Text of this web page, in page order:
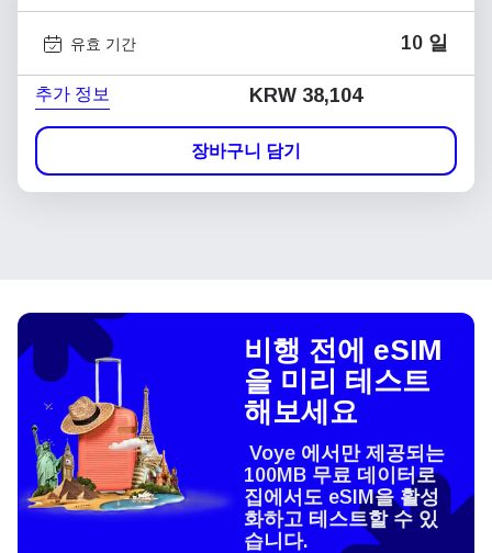
유효 기간 10 일
추가 정보 KRW 38,104
장바구니 담기
비행 전에 eSIM
을 미리 테스트
해보세요
Voye 에서만 제공되는
100MB 무료 데이터로
집에서도 eSIM을 활성
화하고 테스트할 수 있
습니다.